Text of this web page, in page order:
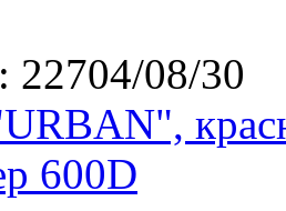
22704/08/30
600D